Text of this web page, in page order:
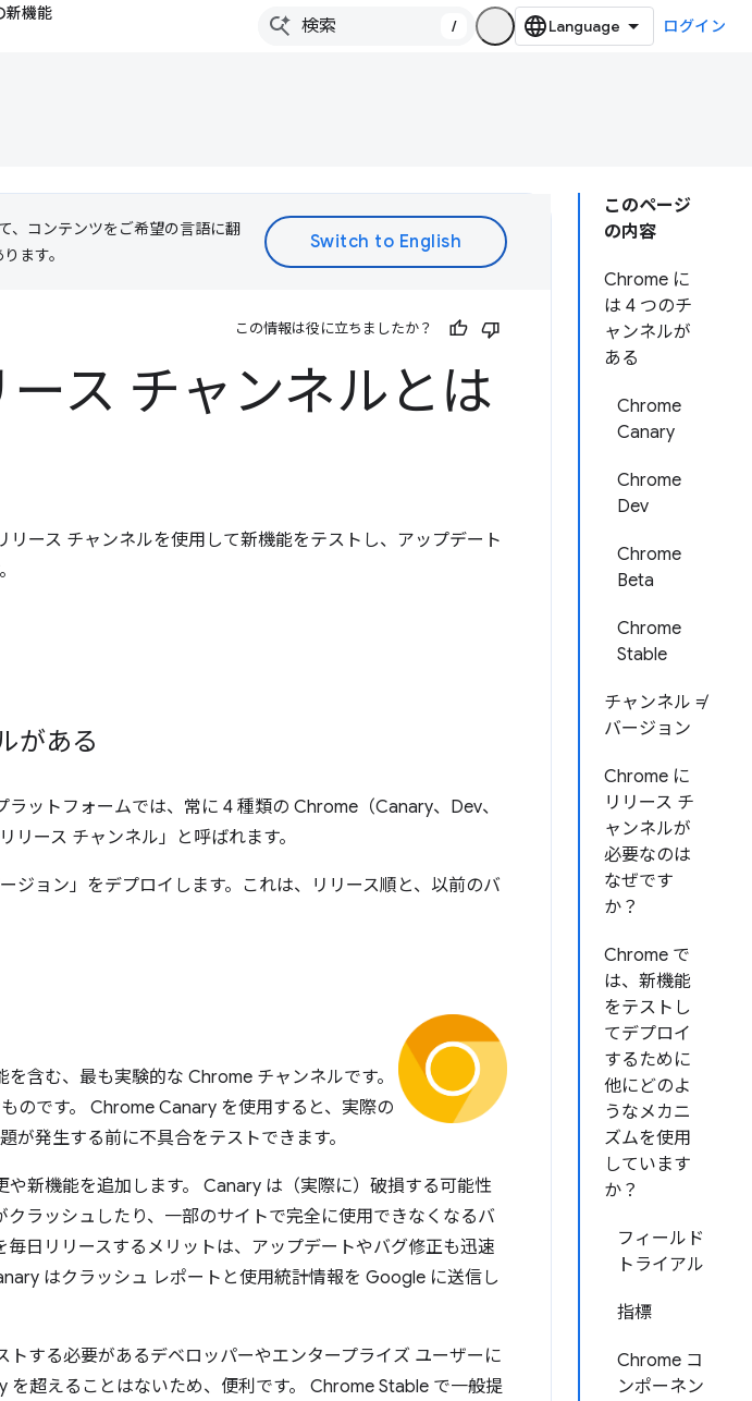
新機能
/ ログイン
このページ
の内容
Chrome に
は 4 つのチ
ャンネルが
ある
Chrome
Canary
Chrome
Dev
Chrome
Beta
Chrome
Stable
チャンネル ≠
バージョン
Chrome に
リリース チ
ャンネルが
必要なのは
なぜです
か？
Chrome で
は、新機能
をテストし
てデプロイ
するために
他にどのよ
うなメカニ
ズムを使用
しています
か？
フィールド
トライアル
指標
Chrome コ
ンポーネン
、コンテンツをご希望の言語に翻
ます。
この情報は役に立ちましたか？
ス チャンネルとは
ース チャンネルを使用して新機能をテストし、アップデート
がある
ットフォームでは、常に 4 種類の Chrome（Canary、Dev、
ース チャンネル」と呼ばれます。
ジョン」をデプロイします。これは、リリース順と、以前のバ
含む、最も実験的な Chrome チャンネルです。
のです。 Chrome Canary を使用すると、実際の
が発生する前に不具合をテストできます。
新機能を追加します。 Canary は（実際に）破損する可能性
ラッシュしたり、一部のサイトで完全に使用できなくなるバ
日リリースするメリットは、アップデートやバグ修正も迅速
はクラッシュ レポートと使用統計情報を Google に送信し
する必要があるデベロッパーやエンタープライズ ユーザーに
を超えることはないため、便利です。 Chrome Stable で一般提